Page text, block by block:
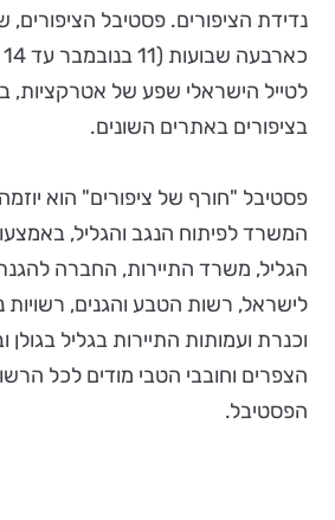
נדידת הציפורים. פסטיבל הציפורים,
לטייל הישראלי שפע של אטרקציות,
בציפורים באתרים השונים.
פסטיבל "חורף של ציפורים" הוא
המשרד לפיתוח הנגב והגליל,
הגליל, משרד התיירות, החברה
לישראל, רשות הטבע והגנים, רשויות
וכנרת ועמותות התיירות בגליל בגולן
הצפרים וחובבי הטבי מודים לכל
הפסטיבל.